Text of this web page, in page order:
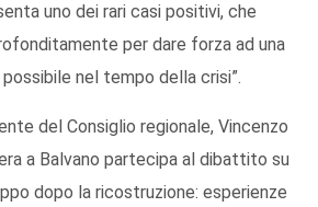
uno dei rari casi positivi, che
per dare forza ad una
nel tempo della crisi”.
del Consiglio regionale, Vincenzo
a Balvano partecipa al dibattito su
dopo la ricostruzione: esperienze